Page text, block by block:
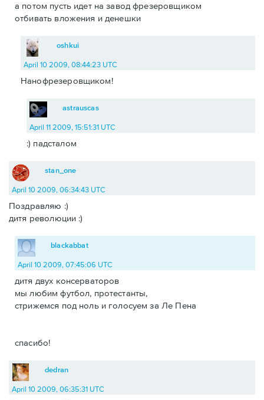
а потом пусть идет на завод фрезеровщиком
отбивать вложения и денешки
oshkui
April 10 2009, 08:44:23 UTC
Нанофрезеровщиком!
astrauscas
April 11 2009, 15:51:31 UTC
:) падсталом
stan_one
April 10 2009, 06:34:43 UTC
Поздравляю :)
дитя революции :)
blackabbat
April 10 2009, 07:45:06 UTC
дитя двух консерваторов
мы любим футбол, протестанты,
стрижемся под ноль и голосуем за Ле Пена
спасибо!
dedran
April 10 2009, 06:35:31 UTC